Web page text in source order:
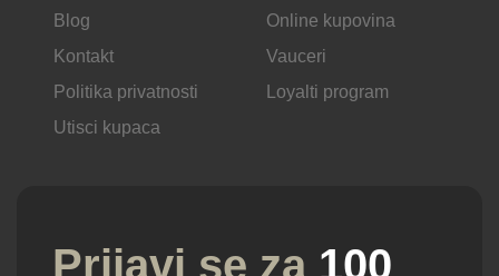
Blog
Kontakt
Politika privatnosti
Utisci kupaca
Online kupovina
Vauceri
Loyalti program
Prijavi se za 100